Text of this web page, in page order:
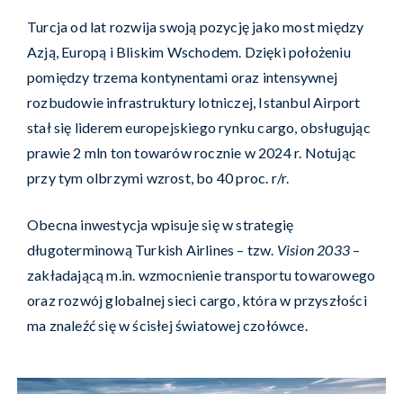
Turcja od lat rozwija swoją pozycję jako most między
Azją, Europą i Bliskim Wschodem. Dzięki położeniu
pomiędzy trzema kontynentami oraz intensywnej
rozbudowie infrastruktury lotniczej, Istanbul Airport
stał się liderem europejskiego rynku cargo, obsługując
prawie 2 mln ton towarów rocznie w 2024 r. Notując
przy tym olbrzymi wzrost, bo 40 proc. r/r.
Obecna inwestycja wpisuje się w strategię
długoterminową Turkish Airlines – tzw. Vision 2033 –
zakładającą m.in. wzmocnienie transportu towarowego
oraz rozwój globalnej sieci cargo, która w przyszłości
ma znaleźć się w ścisłej światowej czołówce.